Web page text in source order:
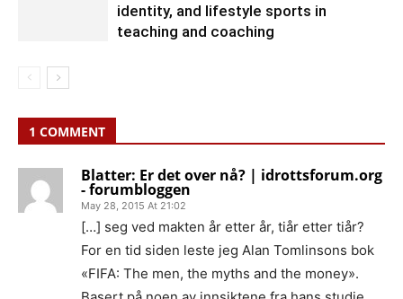
identity, and lifestyle sports in
teaching and coaching
1 COMMENT
Blatter: Er det over nå? | idrottsforum.org
- forumbloggen
May 28, 2015 At 21:02
[…] seg ved makten år etter år, tiår etter tiår?
For en tid siden leste jeg Alan Tomlinsons bok
«FIFA: The men, the myths and the money».